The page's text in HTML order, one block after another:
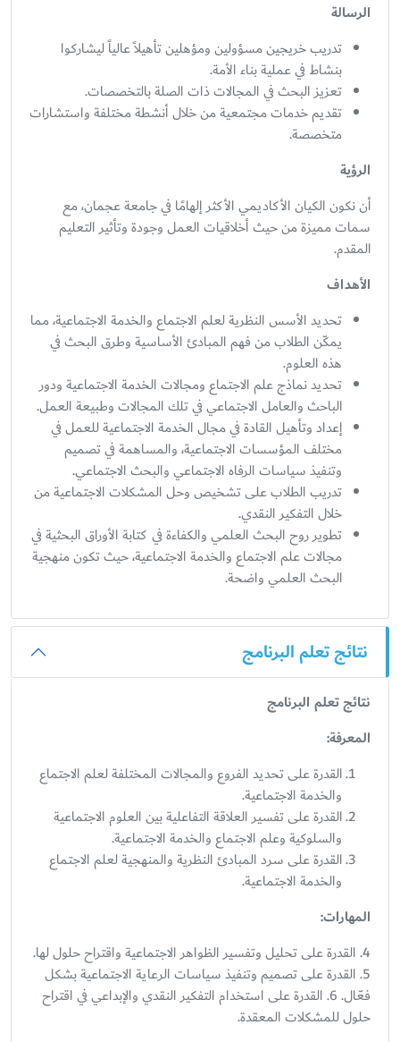
الرسالة
تدريب خريجين مسؤولين ومؤهلين تأهيلاً عالياً ليشاركوا
بنشاط في عملية بناء الأمة.
تعزيز البحث في المجالات ذات الصلة بالتخصصات.
تقديم خدمات مجتمعية من خلال أنشطة مختلفة واستشارات
متخصصة.
الرؤية
أن نكون الكيان الأكاديمي الأكثر إلهامًا في جامعة عجمان، مع
سمات مميزة من حيث أخلاقيات العمل وجودة وتأثير التعليم
المقدم.
الأهداف
تحديد الأسس النظرية لعلم الاجتماع والخدمة الاجتماعية، مما
يمكّن الطلاب من فهم المبادئ الأساسية وطرق البحث في
هذه العلوم.
تحديد نماذج علم الاجتماع ومجالات الخدمة الاجتماعية ودور
الباحث والعامل الاجتماعي في تلك المجالات وطبيعة العمل.
إعداد وتأهيل القادة في مجال الخدمة الاجتماعية للعمل في
مختلف المؤسسات الاجتماعية، والمساهمة في تصميم
وتنفيذ سياسات الرفاه الاجتماعي والبحث الاجتماعي.
تدريب الطلاب على تشخيص وحل المشكلات الاجتماعية من
خلال التفكير النقدي.
تطوير روح البحث العلمي والكفاءة في كتابة الأوراق البحثية في
مجالات علم الاجتماع والخدمة الاجتماعية، حيث تكون منهجية
البحث العلمي واضحة.
نتائج تعلم البرنامج
نتائج تعلم البرنامج
المعرفة:
القدرة على تحديد الفروع والمجالات المختلفة لعلم الاجتماع
والخدمة الاجتماعية.
القدرة على تفسير العلاقة التفاعلية بين العلوم الاجتماعية
والسلوكية وعلم الاجتماع والخدمة الاجتماعية.
القدرة على سرد المبادئ النظرية والمنهجية لعلم الاجتماع
والخدمة الاجتماعية.
المهارات:
4. القدرة على تحليل وتفسير الظواهر الاجتماعية واقتراح حلول لها.
5. القدرة على تصميم وتنفيذ سياسات الرعاية الاجتماعية بشكل
فعّال. 6. القدرة على استخدام التفكير النقدي والإبداعي في اقتراح
حلول للمشكلات المعقدة.